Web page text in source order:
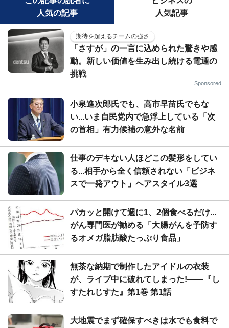
人気の記事
人気記事
期待を超えるチームの強さ
「さすが」の一言に込められた驚きや感
動。新しい価値を生み出し続ける電通の
挑戦
Sponsored
小泉進次郎氏でも、高市早苗氏でもな
い...いま自民党内で急浮上している「次
の首相」有力候補の意外な名前
仕事のデキない人ほどこの髪形をしてい
る...相手から全く信頼されない「ビジネ
スで一発アウト」ヘアスタイル3選
パカッと開けて週に1、2個食べるだけ...
がん専門医が勧める「大腸がんを予防す
るオメガ脂肪酸たっぷり食品」
無茶な納期で制作したアイドルの衣装
が、ライブ中に破れてしまった!――『し
すたれじすた』第1巻 第1話
大地震でまず確保すべきは水でも食料で